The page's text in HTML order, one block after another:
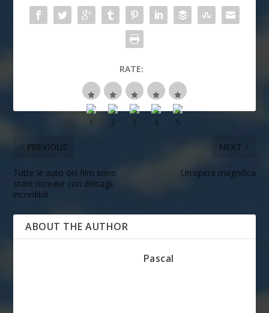
RATE:
PREVIOUS
Tutte le auto del film sono
state ricreate con dettagli
incredibili
NEXT
Un’opera magnifica
ABOUT THE AUTHOR
Pascal